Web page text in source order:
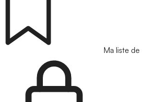
Ma liste de